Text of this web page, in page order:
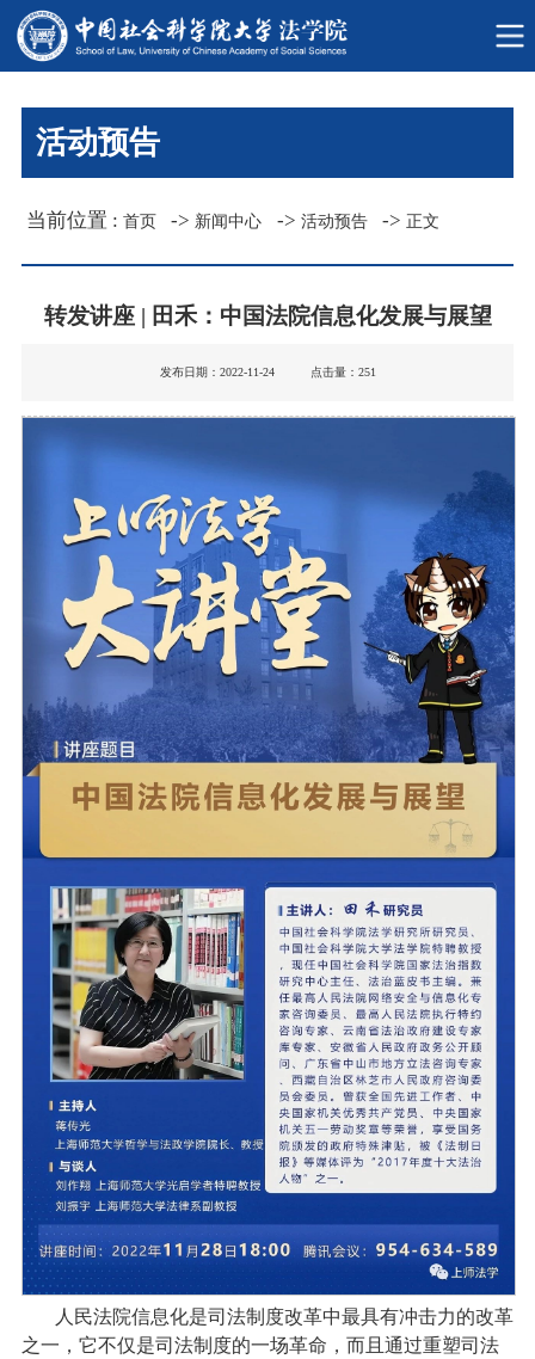
活动预告
当前位置 :首页 -> 新闻中心 -> 活动预告 ->正文
转发讲座 | 田禾：中国法院信息化发展与展望
发布日期：2022-11-24 点击量： 251
人民法院信息化是司法制度改革中最具有冲击力的改革
之一，它不仅是司法制度的一场革命，而且通过重塑司法